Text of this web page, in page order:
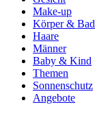
Make-up
Körper & Bad
Haare
Männer
Baby & Kind
Themen
Sonnenschutz
Angebote